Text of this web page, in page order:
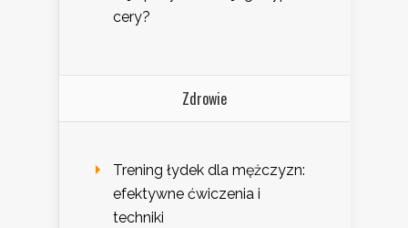
cery?
Zdrowie
Trening łydek dla mężczyzn:
efektywne ćwiczenia i
techniki